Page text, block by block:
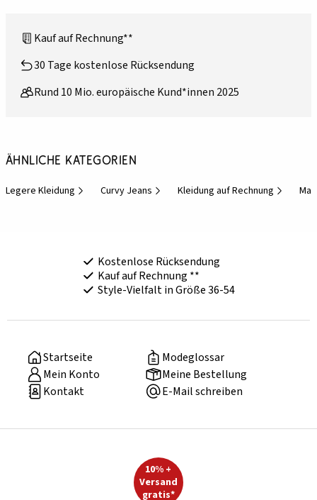
Kauf auf Rechnung**
30 Tage kostenlose Rücksendung
Rund 10 Mio. europäische Kund*innen 2025
Ähnliche Kategorien
Legere Kleidung Curvy Jeans Kleidung auf Rechnung
Kostenlose Rücksendung
Kauf auf Rechnung **
Style-Vielfalt in Größe 36-54
Startseite
Modeglossar
Mein Konto
Meine Bestellung
Kontakt
E-Mail schreiben
10% +
Versand
gratis*